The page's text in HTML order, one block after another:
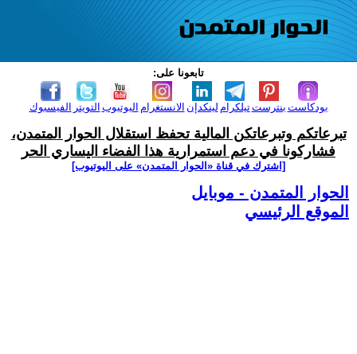
تابعونا على:
الفيسبوك التويتر اليوتيوب الانستغرام لينكدإن تيلكرامبنترست بودكاست
تبرعاتكم وتبرعاتكن المالية تحفظ استقلال الحوار المتمدن،
فشاركونا في دعم استمرارية هذا الفضاء اليساري الحر
[اشترك في قناة ‫«الحوار المتمدن» على اليوتيوب]
الحوار المتمدن - موبايل
الموقع الرئيسي